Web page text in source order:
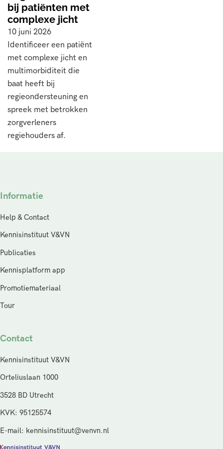
bij patiënten met
complexe jicht
10 juni 2026
Identificeer een patiënt
met complexe jicht en
multimorbiditeit die
baat heeft bij
regieondersteuning en
spreek met betrokken
zorgverleners
regiehouders af.
Informatie
Help & Contact
Kennisinstituut V&VN
Publicaties
Kennisplatform app
Promotiemateriaal
Tour
Contact
Kennisinstituut V&VN
Orteliuslaan 1000
3528 BD Utrecht
KVK: 95125574
E-mail: kennisinstituut@venvn.nl